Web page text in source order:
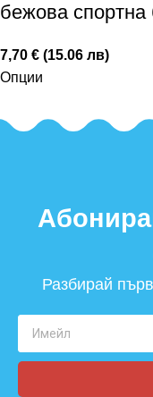
бежова
7,70 € (15.06 лв)
Опции
Разбирай